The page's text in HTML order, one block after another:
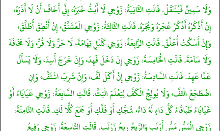
وَلَا سَمِينٌ فَيُنْتَقَلُ. قَالَتِ الثَّانِيَةُ: زَوْجِي لَا أَبُثُّ خَبَرَهُ، إِنِّي أَخَافُ أَنْ لَا أَذَرَهُ،
إِنْ أَذْكُرْهُ أَذْكُرْ عُجَرَهُ وَبُجَرَهُ. قَالَتِ الثَّالِثَةُ: زَوْجِي الْعَشَنَّقُ، إِنْ أَنْطِقْ أُطَلَّقْ،
وَإِنْ أَسْكُتْ أُعَلَّقْ. قَالَتِ الرَّابِعَةُ: زَوْجِي كَلَيْلِ تِهَامَةَ، لَا حَرٌّ وَلَا قُرٌّ، وَلَا مَخَافَةَ
وَلَا سَآمَةَ. قَالَتِ الْخَامِسَةُ: زَوْجِي إِنْ دَخَلَ فَهِدَ، وَإِنْ خَرَجَ أَسِدَ، وَلَا يَسْأَلُ
عَمَّا عَهِدَ. قَالَتِ السَّادِسَةُ: زَوْجِي إِنْ أَكَلَ لَفَّ، وَإِنْ شَرِبَ اشْتَفَّ، وَإِنِ
اضْطَجَعَ الْتَفَّ، وَلَا يُولِجُ الْكَفَّ لِيَعْلَمَ الْبَثَّ. قَالَتِ السَّابِعَةُ: زَوْجِي عَيَايَاءُ أَوْ
غَيَايَاءُ طَبَاقَاءُ كُلُّ دَاءٍ لَهُ دَاءٌ، شَجَّكِ أَوْ فَلَّكِ أَوْ جَمَعَ كُلًّا لَكِ. قَالَتِ الثَّامِنَةُ:
زَوْجِي الْمَسُّ مَسُّ أَرْنَبٍ وَالرِّيحُ رِيحُ زَرْنَبٍ. قَالَتِ التَّاسِعَةُ: زَوْجِي رَفِيعُ